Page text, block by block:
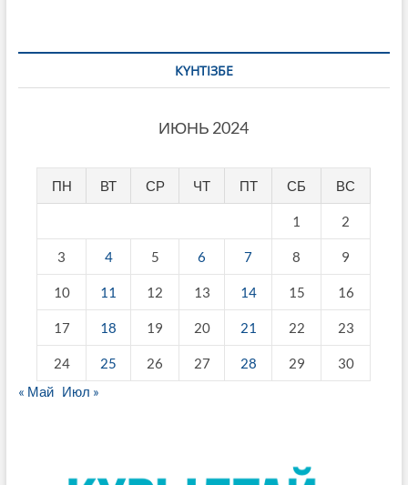
КҮНТІЗБЕ
ИЮНЬ 2024
ПН ВТ СР ЧТ ПТ СБ ВС
1 2
3 4 5 6 7 8 9
10 11 12 13 14 15 16
17 18 19 20 21 22 23
24 25 26 27 28 29
30
« Май Июл »